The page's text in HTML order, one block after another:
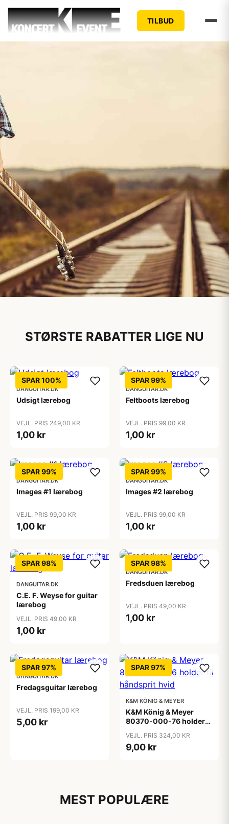
TILBUD
Til både begyndere og
Se det store udvalg af musikinstrumenter
STØRSTE RABATTER LIGE NU
SPAR 100%
DANGUITAR.DK
Udsigt lærebog
VEJL. PRIS 249,00 KR
1,00 kr
SPAR 99%
DANGUITAR.DK
Feltboots lærebog
VEJL. PRIS 99,00 KR
1,00 kr
SPAR 99%
DANGUITAR.DK
Images #1 lærebog
VEJL. PRIS 99,00 KR
1,00 kr
SPAR 99%
DANGUITAR.DK
Images #2 lærebog
VEJL. PRIS 99,00 KR
1,00 kr
SPAR 98%
DANGUITAR.DK
C.E. F. Weyse for guitar
lærebog
VEJL. PRIS 49,00 KR
1,00 kr
SPAR 98%
DANGUITAR.DK
Fredsduen lærebog
VEJL. PRIS 49,00 KR
1,00 kr
SPAR 97%
DANGUITAR.DK
Fredagsguitar lærebog
VEJL. PRIS 199,00 KR
5,00 kr
SPAR 97%
K&M KÖNIG & MEYER
K&M König & Meyer
80370-000-76 holder
VEJL. PRIS 324,00 KR
9,00 kr
MEST POPULÆRE